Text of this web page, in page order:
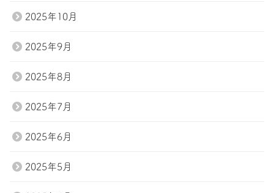
2025年10月
2025年9月
2025年8月
2025年7月
2025年6月
2025年5月